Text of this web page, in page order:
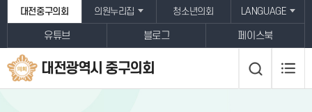
본문바로가기
대전중구의회 의원누리집 청소년의회 LANGUAGE
유튜브 블로그 페이스북
대전광역시 중구의회